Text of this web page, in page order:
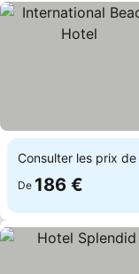
Consulter les prix de
De 186 €